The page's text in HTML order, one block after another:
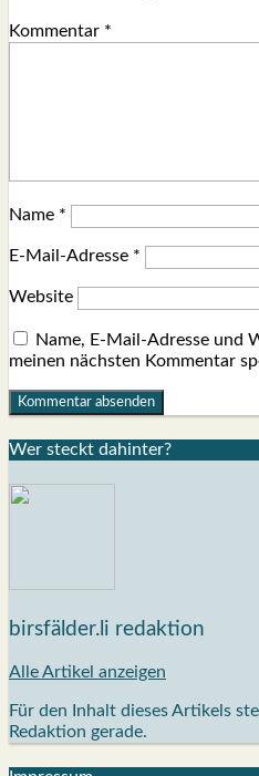
Kommentar *
Name *
E-Mail-Adresse *
Website
Name, E-Mail-Adresse und
meinen nächsten Kommentar
Wer steckt dahin­ter?
birsfälder.li redaktion
Alle Artikel anzeigen
Für den Inhalt dieses Artikels
Redaktion gerade.